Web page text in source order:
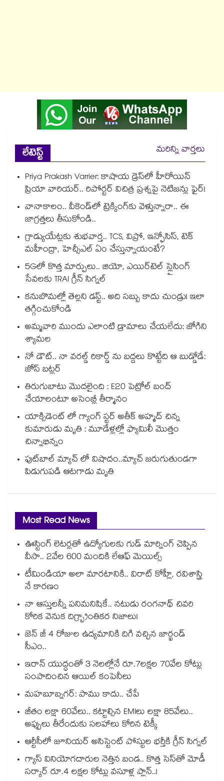
లేటెస్ట్
మరిన్ని వార్తలు
Priya Prakash Varrier: కాషాయ డ్రెస్⁭లో హీరోయిన్
ప్రియా వారియర్.. రిపోర్టర్ విచిత్ర ప్రశ్నపై నెటిజన్లు ఫైర్!
వానాకాలం.. వీకెండ్‏లో ట్రెక్కింగ్‎కు వెళ్తున్నారా.. ఈ
జాగ్రత్తలు తీసుకోండి..
గ్రాడ్యుయేట్లకు శుభవార్త.. TCS, విప్రో, ఇన్ఫోసిస్, టెక్
మహీంద్రా, హెచ్సీఎల్ ఏం చేస్తున్నాయంటే?
5Gలో కొత్త మార్పులు.. జియో, ఎయిర్‌టెల్ స్లైసింగ్
సేవలకు TRAI గ్రీన్ సిగ్నల్
కనుబొమల్లో తెల్లని డస్ట్.. అది సబ్బు కాదు చుండ్రు! ఇలా
తగ్గించుకోండి
అమ్మవారి ముందు ఎలాంటి డ్రామాలు చేయలేదు: జోగిని
శ్యామల
నో డౌట్.. నా వరల్డ్ రికార్డ్ ను బద్దలు కొట్టేది ఆ బుడ్డోడే:
జోస్ బట్లర్
తిరుగుబాటు మొదలైంది : E20 పెట్రోల్ బంద్
చేయాలంటూ అసెంబ్లీ తీర్మానం
యాక్సిడెంట్ లో గ్యాంగ్ స్టర్ అతీక్ అహ్మద్ చిన్న
కుమారుడు మృతి : మూడేళ్లల్లో ఫ్యామిలీ మొత్తం
చిన్నాభిన్నం
ఫుట్‌బాల్ మ్యాచ్ లో విషాదం..మ్యాచ్ జరుగుతుండగా
పిడుగుపడి ఆటగాడు మృతి
Most Read News
ఊస్టింగ్ లెటర్లతో ఉద్యోగులకు గుడ్ మార్నింగ్ చెప్పిన
వీసా.. 2వేల 600 మందికి లేఆఫ్ మెయిల్స్
టీమిండియా అలా మారటానికి.. విరాట్ కోహ్లీ, రవిశాస్త్రి
నే కారణం
నా ఆస్తులన్నీ పనిమనిషికే.. నటుడు రంగనాథ్ చివరి
కోరిక వెనుక దిగ్భ్రాంతికర నిజాలు!
జెన్ జీ 4 రోజుల ఉద్యమానికి దిగి వచ్చిన జార్ఖండ్
సీఎం..
ఇరాన్ యుద్ధంతో 3 నెలల్లోనే రూ.7లక్షల 70వేల కోట్లు
సంపాదించిన ఆయిల్ కంపెనీలు
మహబూబ్నగర్: పాము కాదు.. చేపే
జీతం లక్షా 60వేలు.. కట్టాల్సిన EMIలు లక్షా 85వేలు..
అప్పులు తీరేందుకు సలహాలు కోరిన టెక్కీ
ఆర్టీసీలో జూనియర్ అసిస్టెంట్‌‌ పోస్టుల భర్తీకి గ్రీన్‌‌ సిగ్నల్
గ్యాస్ వినియోగదారుల నెత్తిన బండ.. కొత్త సెస్‌తో మోడీ
సర్కార్ రూ.4 లక్షల కోట్లు వసూళ్ల ప్లాన్..!